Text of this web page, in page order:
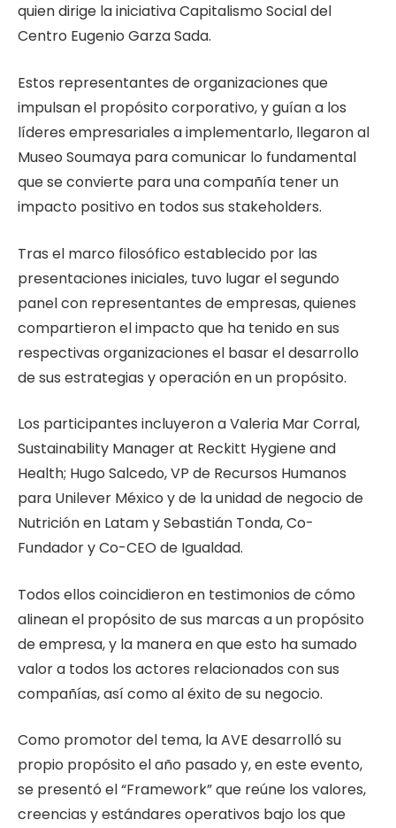
quien dirige la iniciativa Capitalismo Social del
Centro Eugenio Garza Sada.
Estos representantes de organizaciones que
impulsan el propósito corporativo, y guían a los
líderes empresariales a implementarlo, llegaron al
Museo Soumaya para comunicar lo fundamental
que se convierte para una compañía tener un
impacto positivo en todos sus stakeholders.
Tras el marco filosófico establecido por las
presentaciones iniciales, tuvo lugar el segundo
panel con representantes de empresas, quienes
compartieron el impacto que ha tenido en sus
respectivas organizaciones el basar el desarrollo
de sus estrategias y operación en un propósito.
Los participantes incluyeron a Valeria Mar Corral,
Sustainability Manager at Reckitt Hygiene and
Health; Hugo Salcedo, VP de Recursos Humanos
para Unilever México y de la unidad de negocio de
Nutrición en Latam y Sebastián Tonda, Co-
Fundador y Co-CEO de Igualdad.
Todos ellos coincidieron en testimonios de cómo
alinean el propósito de sus marcas a un propósito
de empresa, y la manera en que esto ha sumado
valor a todos los actores relacionados con sus
compañías, así como al éxito de su negocio.
Como promotor del tema, la AVE desarrolló su
propio propósito el año pasado y, en este evento,
se presentó el “Framework” que reúne los valores,
creencias y estándares operativos bajo los que